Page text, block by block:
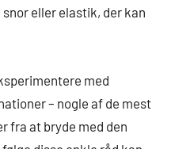
eller elastik, der kan
med
– nogle af de mest
fra at bryde med den